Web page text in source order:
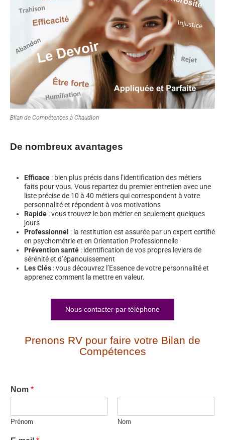
Bilan de Compétences à Chaudion
De nombreux avantages
Efficace : bien plus précis dans l’identification des métiers
faits pour vous. Vous repartez du premier entretien avec une
liste précise de 10 à 40 métiers qui correspondent à votre
personnalité et répondent à vos motivations
Rapide : vous trouvez le bon métier en seulement quelques
jours
Professionnel : la restitution est assurée par un expert certifié
en psychométrie et en Orientation Professionnelle
Prévention santé : identification de vos propres leviers de
sérénité et d’épanouissement
Les Clés : vous découvrez l’Essence de votre personnalité et
apprenez comment la mettre en valeur.
Nous contacter par téléphone
Prenons RV pour faire votre Bilan de
Compétences
Nom *
Prénom Nom